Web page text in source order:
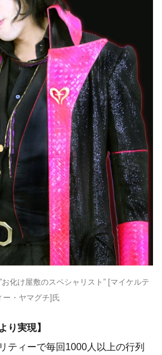
化け屋敷のスペシャリスト” [マイケルテ
ー・ヤマグチ]氏
り実現】
ティーで毎回1000人以上の行列